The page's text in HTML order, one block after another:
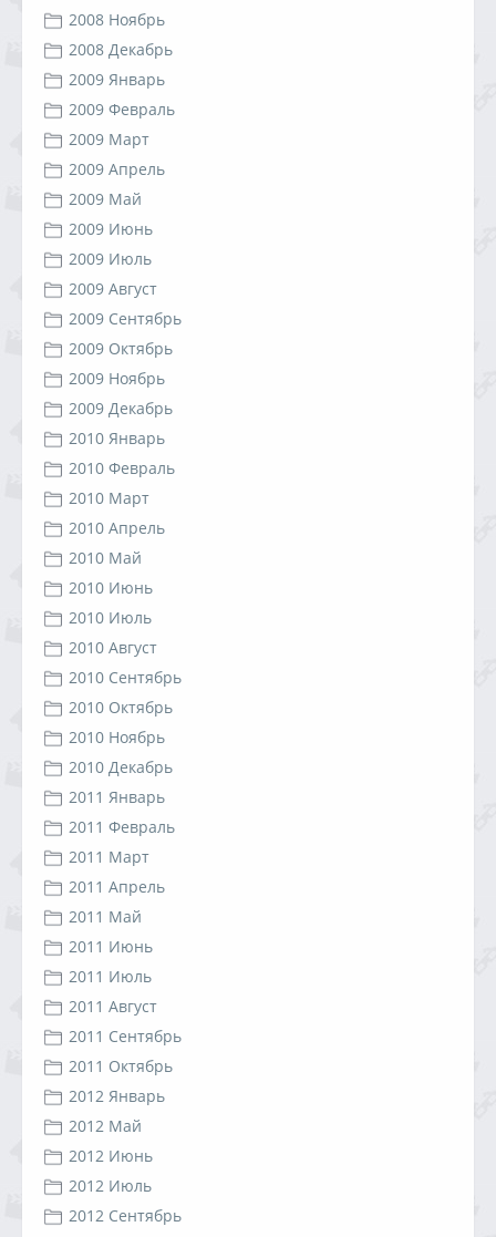
2008 Ноябрь
2008 Декабрь
2009 Январь
2009 Февраль
2009 Март
2009 Апрель
2009 Май
2009 Июнь
2009 Июль
2009 Август
2009 Сентябрь
2009 Октябрь
2009 Ноябрь
2009 Декабрь
2010 Январь
2010 Февраль
2010 Март
2010 Апрель
2010 Май
2010 Июнь
2010 Июль
2010 Август
2010 Сентябрь
2010 Октябрь
2010 Ноябрь
2010 Декабрь
2011 Январь
2011 Февраль
2011 Март
2011 Апрель
2011 Май
2011 Июнь
2011 Июль
2011 Август
2011 Сентябрь
2011 Октябрь
2012 Январь
2012 Май
2012 Июнь
2012 Июль
2012 Сентябрь